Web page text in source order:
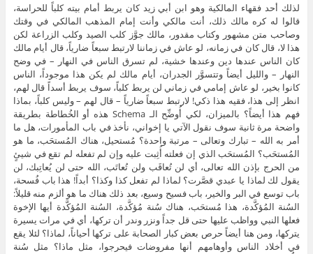
لذلك أحد فقهاء المالكية وهو ابن أبي زيد كان يربط أمام بيته كلباً للحراسة،
قالوا له كره مالك ذلك، أنت مالكي وأنت إمام المذهب المالكي في وقتك
وصاحب متن مشهور وكتاب مقدور، مالك جوَّز كلب الصيد وكلب الزراعة لكن
هذا لا، قال كان في زمانه، لو عاش في زماننا لارتبط سبعاً ضارياً، قال أيام مالك
كان الناس عندها دين وعندها خشية، لم تسرق الناس في النهار – في وضح
النهار – والليل أيضاً وتتسوَّر الجدران، أيام مالك لم يكن هذا موجوداً، الناس
كانوا بخير، لو عاش إمامي في زماني لن يربط كلباً، سوف يربط أسداً قال لهم،
انظر إلى هذا، فقيه هذا ذكي! لارتبط سبعاً ضارياً – قال لهم – وليس كلباً، بماذا
فهم هذا أيضاً؟ بالميزان، لكي أُوضِّح الـ Schema هذه أو الخُطاطة بطريقة
واضحة مرة ثانية سوف نقول الآتي يا إخواني، نأخذ في باب المأمورات، هل ما
أمر به الله – تبارك وتعالى – مرتبة واحدة؟ مُستحيل، هناك المُستحَب، ما هو
المُستحَب؟ المُستحَب الذي إن فعلته أُثِبت عليه وإن لم تفعله لم تقع في شيئٍ
من الحرج بإذن الله تعالى، أي لن تُعاقَب ولن تُعاتَب، الله حتى لن يُعاتِبك، لن
يقول لك لماذا يا عبدي قصَّرت؟ لماذا لم تفعل كذا وكذا؟ أبداً! هذا باب فُسحة،
باب توسع في البر والخير، باب فسيح وسيع، بعد ذلك هناك ما هو ألزم منه قليلاً:
السُنة المُؤكَّدة، هذا مُستحَب، هناك سُنة مُؤكَّدة، السُنة المُؤكَّدة أيها الإخوة
فعلها النبي وواظب عليها حتى قل جداً ونزر وندر أن تركها، أي في مرات يسيرة
يتركها، ومن هنا أيضاً حرص بعض كبار الصحابة على تركها أحياناً، لماذا؟ لئلا يقع
في أخلاد الناس وأوهامهم أنها مفروضات فيحرجوا، مثل ماذا؟ مثل سُنة